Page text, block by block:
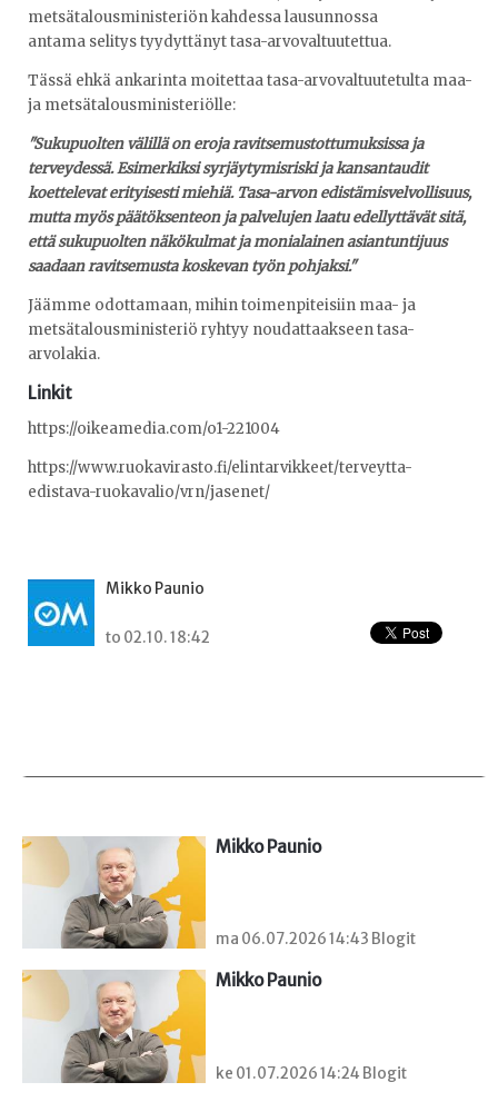
metsätalousministeriön kahdessa lausunnossa
antama selitys tyydyttänyt tasa-arvovaltuutettua.
Tässä ehkä ankarinta moitettaa tasa-arvovaltuutetulta maa-
ja metsätalousministeriölle:
"Sukupuolten välillä on eroja ravitsemustottumuksissa ja
terveydessä. Esimerkiksi syrjäytymisriski ja kansantaudit
koettelevat erityisesti miehiä. Tasa-arvon edistämisvelvollisuus,
mutta myös päätöksenteon ja palvelujen laatu edellyttävät sitä,
että sukupuolten näkökulmat ja monialainen asiantuntijuus
saadaan ravitsemusta koskevan työn pohjaksi."
Jäämme odottamaan, mihin toimenpiteisiin maa- ja
metsätalousministeriö ryhtyy noudattaakseen tasa-
arvolakia.
Linkit
https://oikeamedia.com/o1-221004
https://www.ruokavirasto.fi/elintarvikkeet/terveytta-
edistava-ruokavalio/vrn/jasenet/
Mikko Paunio
to 02.10. 18:42
Mikko Paunio
ma 06.07.2026 14:43 Blogit
Mikko Paunio
ke 01.07.2026 14:24 Blogit